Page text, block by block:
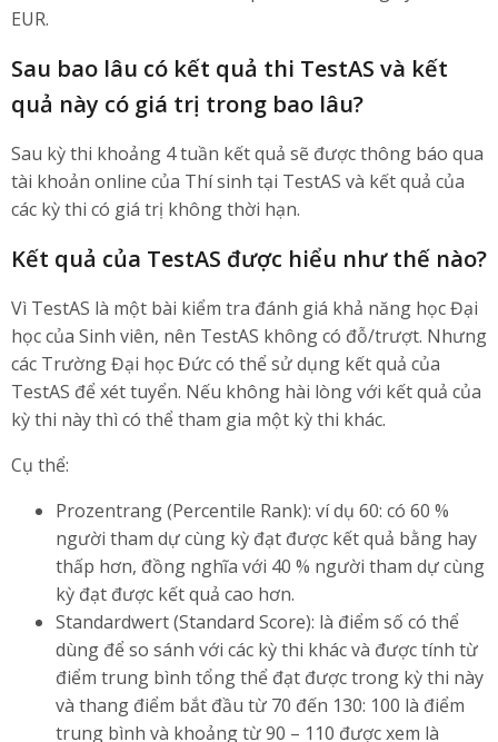
EUR.
Sau bao lâu có kết quả thi TestAS và kết
quả này có giá trị trong bao lâu?
Sau kỳ thi khoảng 4 tuần kết quả sẽ được thông báo qua
tài khoản online của Thí sinh tại TestAS và kết quả của
các kỳ thi có giá trị không thời hạn.
Kết quả của TestAS được hiểu như thế nào?
Vì TestAS là một bài kiểm tra đánh giá khả năng học Đại
học của Sinh viên, nên TestAS không có đỗ/trượt. Nhưng
các Trường Đại học Đức có thể sử dụng kết quả của
TestAS để xét tuyển. Nếu không hài lòng với kết quả của
kỳ thi này thì có thể tham gia một kỳ thi khác.
Cụ thể:
Prozentrang (Percentile Rank): ví dụ 60: có 60 %
người tham dự cùng kỳ đạt được kết quả bằng hay
thấp hơn, đồng nghĩa với 40 % người tham dự cùng
kỳ đạt được kết quả cao hơn.
Standardwert (Standard Score): là điểm số có thể
dùng để so sánh với các kỳ thi khác và được tính từ
điểm trung bình tổng thể đạt được trong kỳ thi này
và thang điểm bắt đầu từ 70 đến 130: 100 là điểm
trung bình và khoảng từ 90 – 110 được xem là